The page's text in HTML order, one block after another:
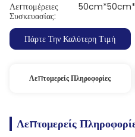
Λεπτομέρειες
Συσκευασίας:
Πάρτε Την Καλύτερη Τιμή
Λεπτομερείς Πληροφορίες
Λεπτομερείς